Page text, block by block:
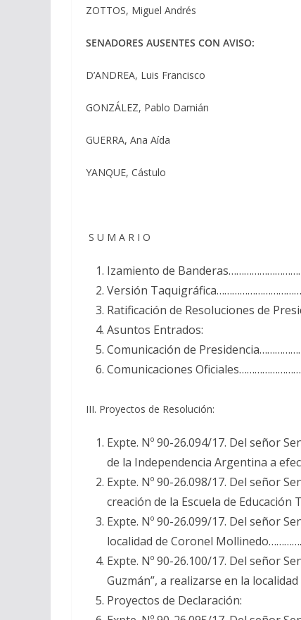
ZOTTOS, Miguel Andrés
SENADORES AUSENTES CON AVISO:
D’ANDREA, Luis Francisco
GONZÁLEZ, Pablo Damián
GUERRA, Ana Aída
YANQUE, Cástulo
S U M A R I O
Izamiento de
Versión
Ratificación de Resoluciones de
Asuntos Entrados:
Comunicación de
Comunicaciones
III. Proyectos de Resolución:
Expte. Nº 90-26.094/17. Del señor
de la Independencia Argentina a
Expte. Nº 90-26.098/17. Del señor
creación de la Escuela de Educación
Expte. Nº 90-26.099/17. Del señor
localidad de Coronel
Expte. Nº 90-26.100/17. Del señor
Guzmán”, a realizarse en la
Proyectos de Declaración: